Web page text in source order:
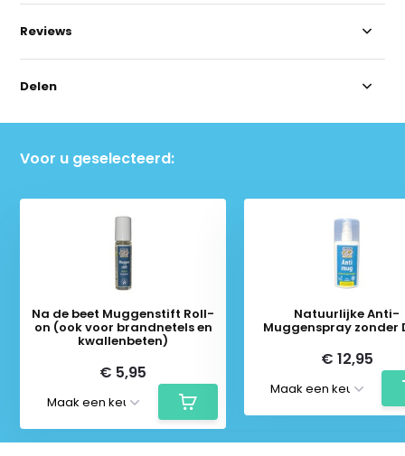
Reviews
Delen
Voor u geselecteerd:
Na de beet Muggenstift Roll-
on (ook voor brandnetels en
kwallenbeten)
€ 5,95
Natuurlijke Anti-
Muggenspray zonder
€ 12,95